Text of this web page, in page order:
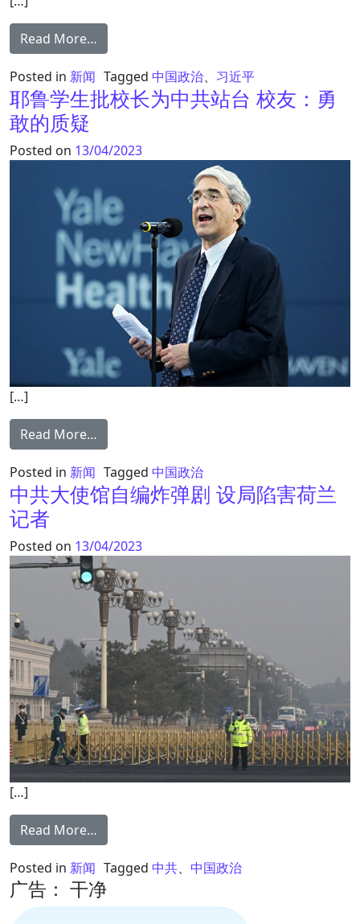
Read More…
Posted in 新闻 Tagged 中国政治、 习近平
耶鲁学生批校长为中共站台 校友：勇
敢的质疑
Posted on 13/04/2023
[…]
Read More…
Posted in 新闻 Tagged 中国政治
中共大使馆自编炸弹剧 设局陷害荷兰
记者
Posted on 13/04/2023
[…]
Read More…
Posted in 新闻 Tagged 中共、 中国政治
广告： 干净